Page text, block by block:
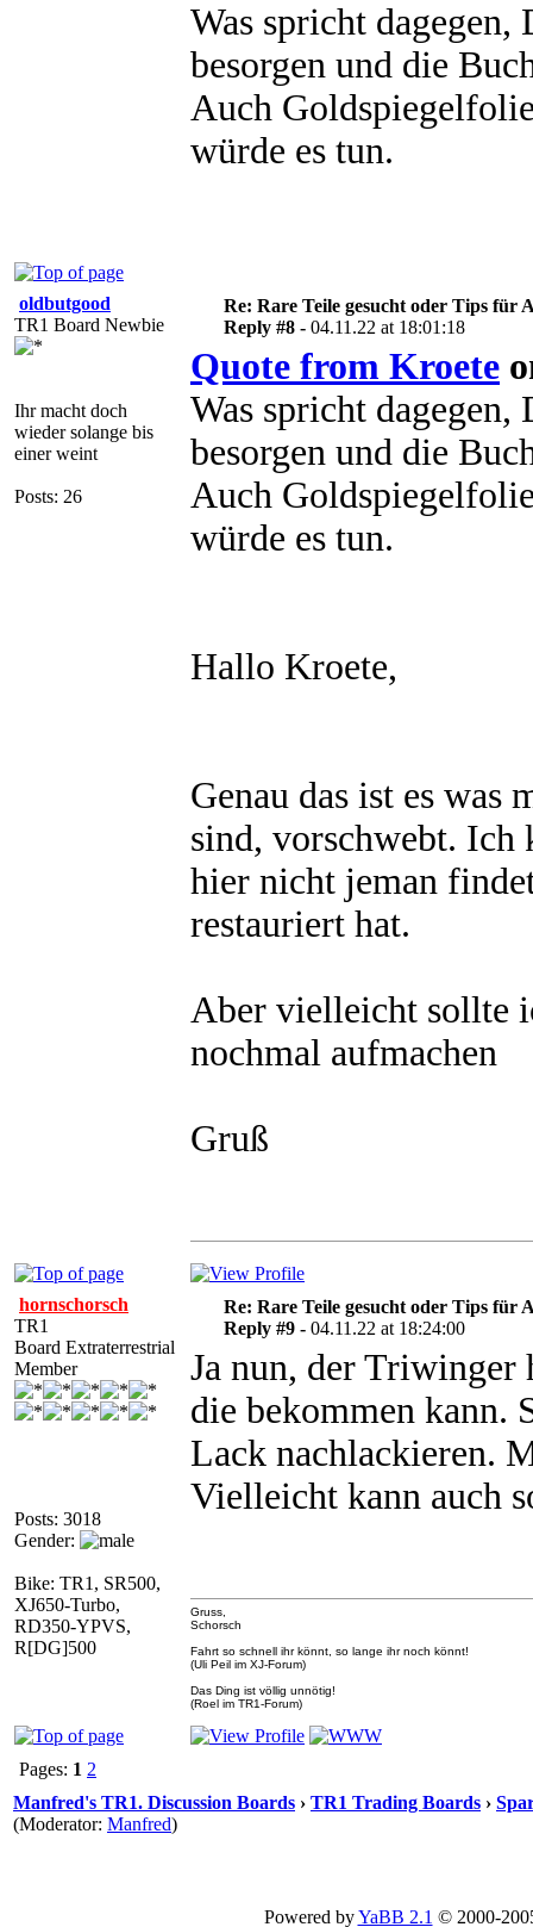
Was spricht
besorgen und die
Auch
würde es tun.
oldbutgood
TR1 Board Newbie
Ihr macht doch
wieder solange bis
einer weint
Posts: 26
Re: Rare Teile gesucht oder Tips für
Reply #8 - 04.11.22 at 18:01:18
Quote from Kroete
Was spricht
besorgen und die
Auch
würde es tun.
Hallo Kroete,
Genau das ist es was
sind, vorschwebt. Ich
hier nicht jeman
restauriert hat.
Aber vielleicht sollte
nochmal aufmachen
Gruß
hornschorsch
TR1
Board Extraterrestrial
Member
Posts: 3018
Gender:
Bike: TR1, SR500,
XJ650-Turbo,
RD350-YPVS,
R[DG]500
Re: Rare Teile gesucht oder Tips für
Reply #9 - 04.11.22 at 18:24:00
Ja nun, der Triwinger
die bekommen kann.
Lack nachlackieren.
Vielleicht kann auch
Gruss,
Schorsch
Fahrt so schnell ihr könnt, so lange ihr noch könnt!
(Uli Peil im XJ-Forum)
Das Ding ist völlig unnötig!
(Roel im TR1-Forum)
Pages: 1 2
Manfred's TR1. Discussion Boards › TR1 Trading Boards ›
(Moderator: Manfred)
Powered byYaBB 2.1 © 2000-